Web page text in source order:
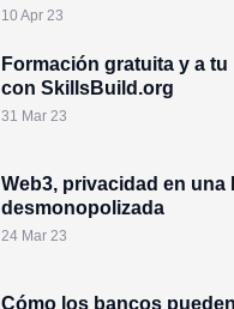
10 Apr 23
Formación gratuita y a tu
con SkillsBuild.org
31 Mar 23
Web3, privacidad en una
desmonopolizada
24 Mar 23
Cómo los bancos